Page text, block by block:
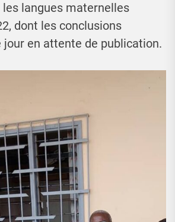
langues maternelles
dont les conclusions
jour en attente de publication.